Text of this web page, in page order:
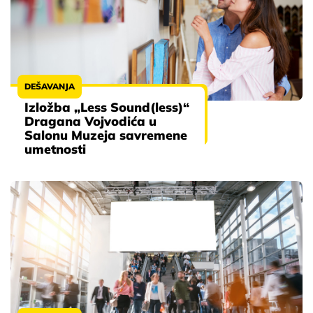
DEŠAVANJA
Izložba „Less Sound(less)“
Dragana Vojvodića u
Salonu Muzeja savremene
umetnosti